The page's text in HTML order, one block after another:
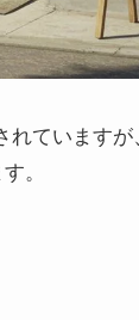
れています
。